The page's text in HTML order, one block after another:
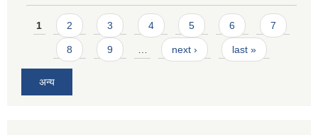
Pages
1 2 3 4 5 6 7
8 9 next › last »
अन्य